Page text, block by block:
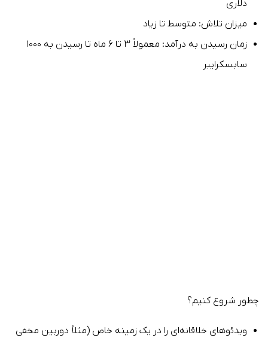
دلاری
میزان تلاش: متوسط تا زیاد
زمان رسیدن به درآمد: معمولاً ۳ تا ۶ ماه تا رسیدن به ۱۰۰۰
سابسکرایبر
چطور شروع کنیم؟
ویدئوهای خلاقانه‌ای را در یک زمینه خاص (مثلاً دوربین مخفی